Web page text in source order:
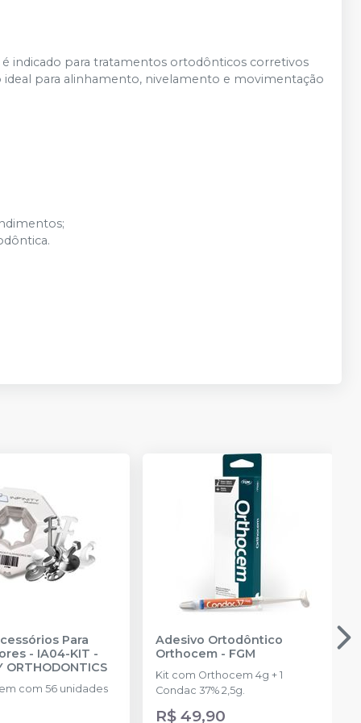
é indicado para tratamentos ortodônticos corretivos
ideal para alinhamento, nivelamento e movimentação
Para
- IA04-KIT -
ORTHODONTICS
com 56 unidades
Adesivo Ortodôntico
Orthocem- FGM
Kit com Orthocem 4g + 1
Condac 37% 2,5g.
R$ 49,90